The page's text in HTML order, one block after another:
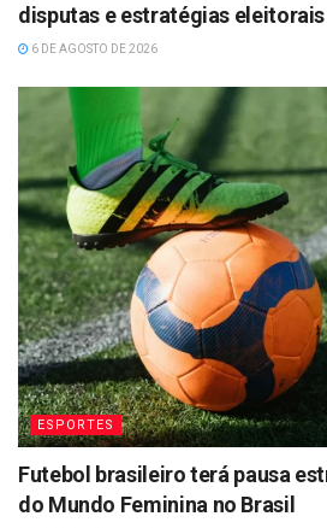
disputas e estratégias
6 DE AGOSTO DE 2026
ESPORTES
Futebol brasileiro terá pausa
do Mundo Feminina no Brasil